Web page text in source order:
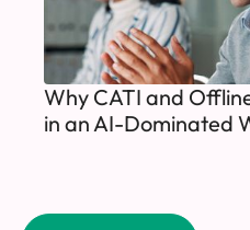
Why CATI and
in an AI-Dominated